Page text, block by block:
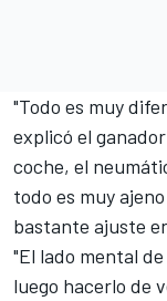
"Todo es muy
explicó el
coche, el
todo es muy
bastante ajuste
"El lado mental
luego hacerlo de